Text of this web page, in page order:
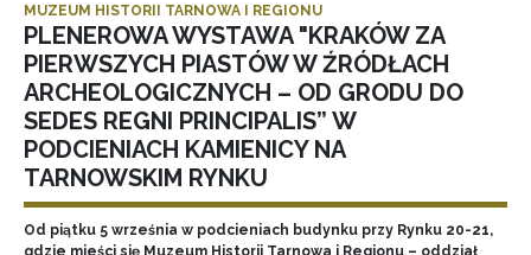
MUZEUM HISTORII TARNOWA I REGIONU
PLENEROWA WYSTAWA "KRAKÓW ZA
PIERWSZYCH PIASTÓW W ŹRÓDŁACH
ARCHEOLOGICZNYCH – OD GRODU DO
SEDES REGNI PRINCIPALIS” W
PODCIENIACH KAMIENICY NA
TARNOWSKIM RYNKU
Od piątku 5 września w podcieniach budynku przy Rynku 20-21,
gdzie mieści się Muzeum Historii Tarnowa i Regionu – oddział